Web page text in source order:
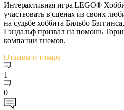
Интерактивная игра LEGO®
участвовать в сценах из своих
на судьбе хоббита Бильбо
Гэндальф призвал на помощь
компании гномов.
Отзывы о товаре
1
0